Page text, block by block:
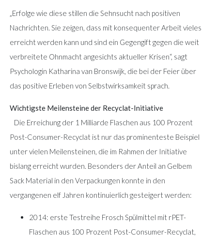
„Erfolge wie diese stillen die Sehnsucht nach positiven
Nachrichten. Sie zeigen, dass mit konsequenter Arbeit vieles
erreicht werden kann und sind ein Gegengift gegen die weit
verbreitete Ohnmacht angesichts aktueller Krisen“, sagt
Psychologin Katharina van Bronswijk, die bei der Feier über
das positive Erleben von Selbstwirksamkeit sprach.
Wichtigste Meilensteine der Recyclat-Initiative
Die Erreichung der 1 Milliarde Flaschen aus 100 Prozent
Post-Consumer-Recyclat ist nur das prominenteste Beispiel
unter vielen Meilensteinen, die im Rahmen der Initiative
bislang erreicht wurden. Besonders der Anteil an Gelbem
Sack Material in den Verpackungen konnte in den
vergangenen elf Jahren kontinuierlich gesteigert werden:
2014: erste Testreihe Frosch Spülmittel mit rPET-
Flaschen aus 100 Prozent Post-Consumer-Recyclat,